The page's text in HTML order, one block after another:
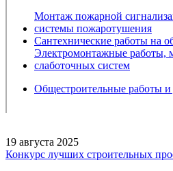
Монтаж пожарной
системы пожаротушения
Сантехнические работы на
Электромонтажные работы,
слаботочных систем
Общестроительные работы
19 августа 2025
Конкурс лучших строительных